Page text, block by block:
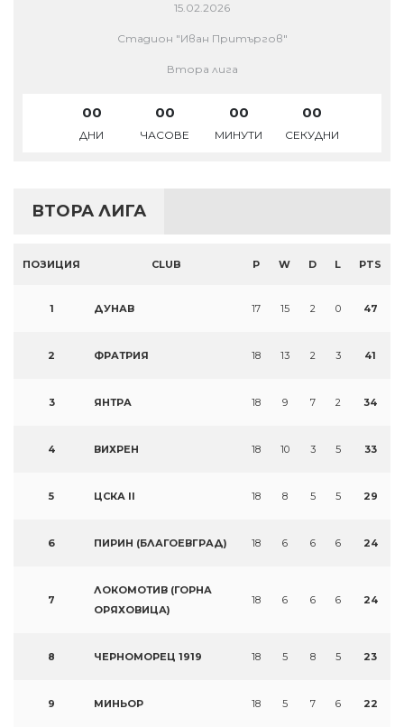
15.02.2026
Стадион "Иван Притъргов"
Втора лига
00
ДНИ
00
ЧАСОВЕ
00
МИНУТИ
00
СЕКУДНИ
ВТОРА ЛИГА
ПОЗИЦИЯ CLUB P W D L PTS
1 ДУНАВ 17 15 2 0 47
2 ФРАТРИЯ 18 13 2 3 41
3 ЯНТРА 18 9 7 2 34
4 ВИХРЕН 18 10 3 5 33
5 ЦСКА II 18 8 5 5 29
6 ПИРИН (БЛАГОЕВГРАД) 18 6 6 6 24
7
ЛОКОМОТИВ (ГОРНА
ОРЯХОВИЦА)
18 6 6 6 24
8 ЧЕРНОМОРЕЦ 1919 18 5 8 5 23
9 МИНЬОР 18 5 7 6 22